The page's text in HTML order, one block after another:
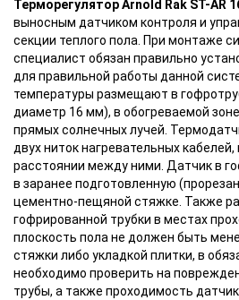
Терморегулятор Arnold Rak ST-AR
выносным датчиком контроля и
секции теплого пола. При монтаже
специалист обязан правильно
для правильной работы данной
температуры размещают в
диаметр 16 мм), в обогреваемой
прямых солнечных лучей.
двух ниток нагревательных
расстоянии между ними. Датчик в
в заранее подготовленную
цементно-пещяной стяжке. Также
гофрированной трубки в местах
плоскость пола не должен быть
стяжки либо укладкой плитки, в
необходимо проверить на
трубы, а также проходимость